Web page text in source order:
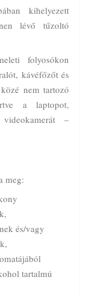
kihelyezett
lévő tűzoltó
folyosókon
kávéfőzőt és
nem tartozó
a laptopot,
videokamerát –
meg:
és/vagy
tartalmú